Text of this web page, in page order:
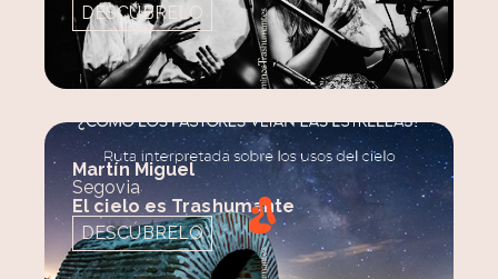
DESCÚBRELO
Martín Miguel
Segovia
El cielo es Trashumante
DESCÚBRELO